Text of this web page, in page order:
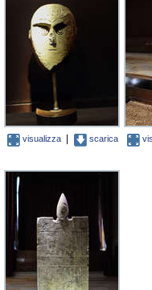
visualizza scarica